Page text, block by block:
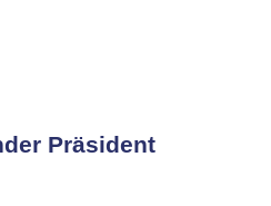
Präsident